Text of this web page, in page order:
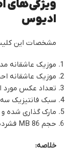
ویژگی‌های
ادیوس
مشخصات این
موزیک عاشقانه مدت
موزیک عاشقانه
تعداد عکس مورد
سبک فانتیزیک سه
مارک گذاری شده
حجم 86 MB فشرده zip میباشد
خلاصه: